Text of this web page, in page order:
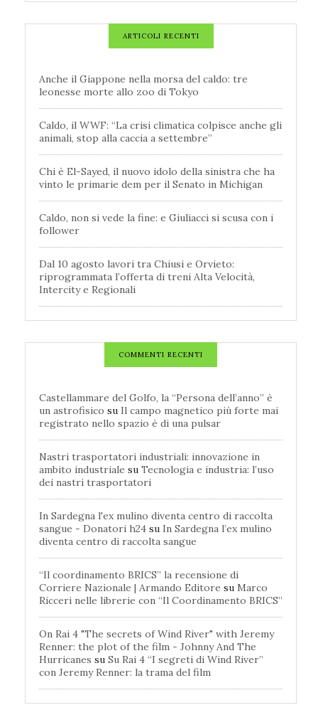
ARTICOLI RECENTI
Anche il Giappone nella morsa del caldo: tre
leonesse morte allo zoo di Tokyo
Caldo, il WWF: “La crisi climatica colpisce anche gli
animali, stop alla caccia a settembre”
Chi è El-Sayed, il nuovo idolo della sinistra che ha
vinto le primarie dem per il Senato in Michigan
Caldo, non si vede la fine: e Giuliacci si scusa con i
follower
Dal 10 agosto lavori tra Chiusi e Orvieto:
riprogrammata l’offerta di treni Alta Velocità,
Intercity e Regionali
COMMENTI RECENTI
Castellammare del Golfo, la “Persona dell’anno” è
un astrofisico su Il campo magnetico più forte mai
registrato nello spazio è di una pulsar
Nastri trasportatori industriali: innovazione in
ambito industriale su Tecnologia e industria: l’uso
dei nastri trasportatori
In Sardegna l'ex mulino diventa centro di raccolta
sangue - Donatori h24 su In Sardegna l’ex mulino
diventa centro di raccolta sangue
“Il coordinamento BRICS” la recensione di
Corriere Nazionale | Armando Editore su Marco
Ricceri nelle librerie con “Il Coordinamento BRICS”
On Rai 4 "The secrets of Wind River" with Jeremy
Renner: the plot of the film - Johnny And The
Hurricanes su Su Rai 4 “I segreti di Wind River”
con Jeremy Renner: la trama del film